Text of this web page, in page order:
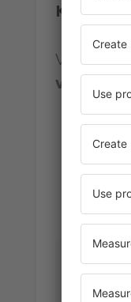
Kuwait
Zoran
Kroatien,
November